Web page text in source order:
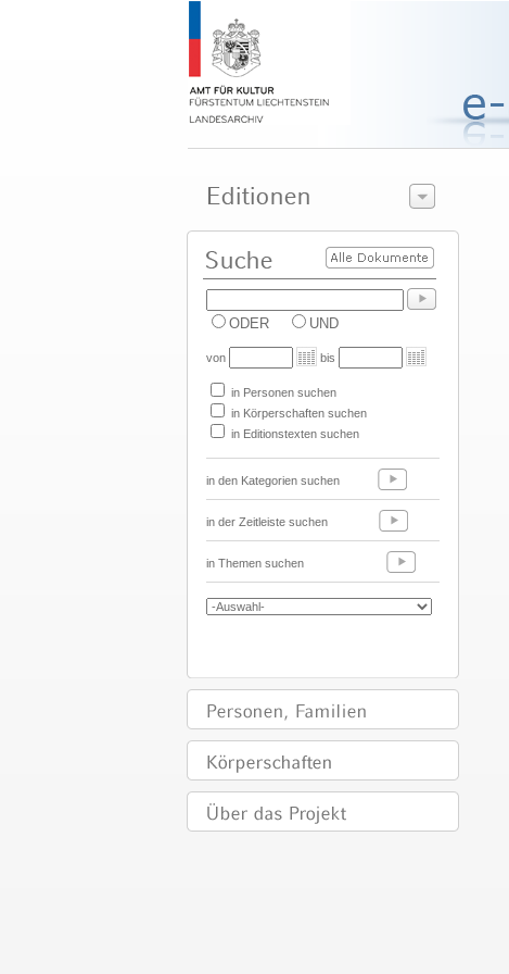
ODER UND
von bis
in Personen suchen
in Körperschaften suchen
in Editionstexten suchen
in den Kategorien suchen
in der Zeitleiste suchen
in Themen suchen